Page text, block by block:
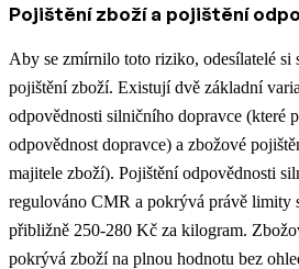
Pojištění zboží a pojištění
Aby se zmírnilo toto riziko, odesílatelé si
pojištění zboží. Existují dvě základní
odpovědnosti silničního dopravce (které
odpovědnost dopravce) a zbožové
majitele zboží). Pojištění odpovědnosti
regulováno CMR a pokrývá právě limity
přibližně 250-280 Kč za kilogram.
pokrývá zboží na plnou hodnotu bez